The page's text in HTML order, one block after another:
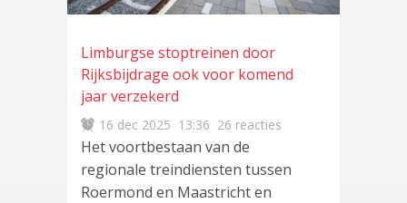
Limburgse stoptreinen door
Rijksbijdrage ook voor komend
jaar verzekerd
16 dec 2025 13:36 26 reacties
Het voortbestaan van de
regionale treindiensten tussen
Roermond en Maastricht en